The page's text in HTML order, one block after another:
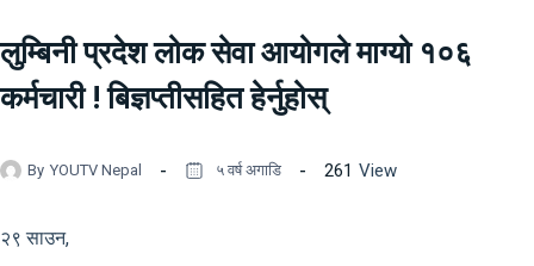
लुम्बिनी प्रदेश लोक सेवा आयोगले माग्यो १०६
कर्मचारी ! बिज्ञप्तीसहित हेर्नुहोस्
By YOUTV Nepal ५ वर्ष अगाडि 261 View
२९ साउन,